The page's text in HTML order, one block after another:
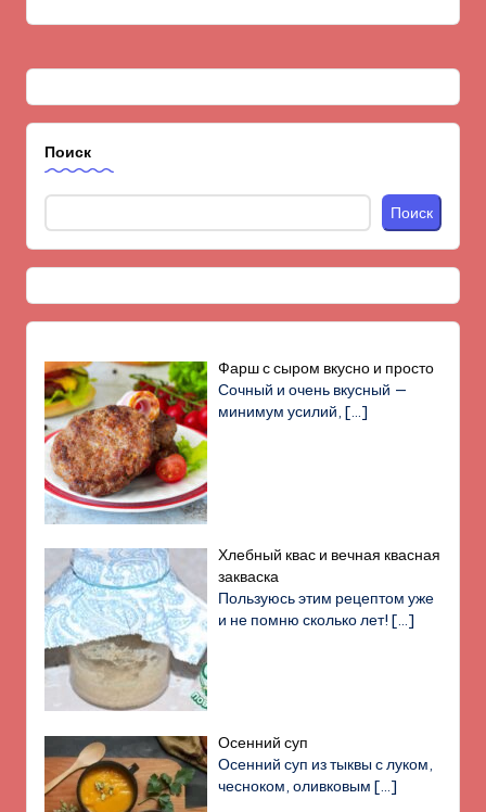
Поиск
Поиск
Фарш с сыром вкусно и просто
Сочный и очень вкусный —
минимум усилий,[…]
Хлебный квас и вечная квасная
закваска
Пользуюсь этим рецептом уже
и не помню сколько лет![…]
Осенний суп
Осенний суп из тыквы с луком,
чесноком, оливковым[…]